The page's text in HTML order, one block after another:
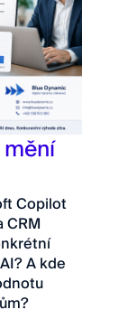
Copilot
CRM
A kde